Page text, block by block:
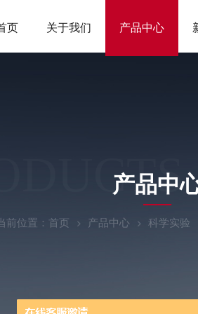
页 关于我们 产品中心
产品中
前位置： 首页 产品中心 科学实验